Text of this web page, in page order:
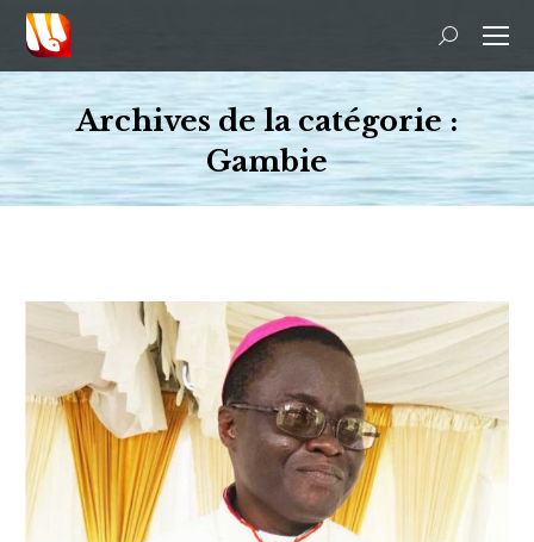
Recherche
:
Archives de la catégorie :
Gambie
Vous êtes ici :